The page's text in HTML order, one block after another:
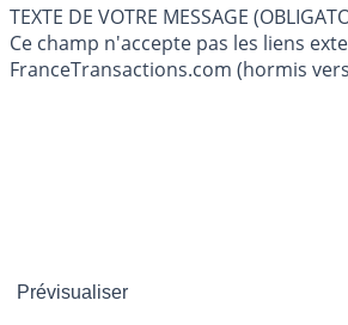
TEXTE DE VOTRE MESSAGE
Ce champ n'accepte pas les liens
FranceTransactions.com (hormis